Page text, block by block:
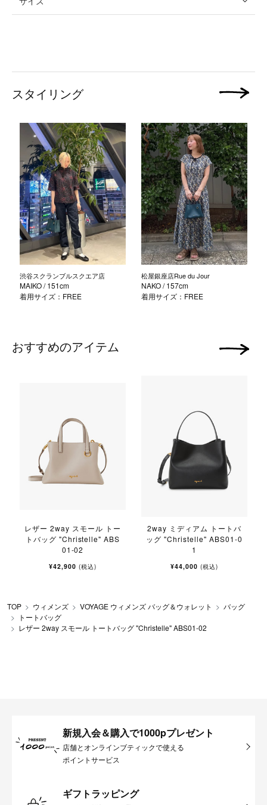
スタイリング
渋谷スクランブルスクエア店
MAIKO/ 151cm
着用サイズ：FREE
松屋銀座店Rue du Jour
NAKO/ 157cm
着用サイズ：FREE
次の画像
おすすめのアイテム
レザー 2way スモール トー
トバッグ "Christelle" ABS
01-02
¥42,900 (税込)
2way ミディアム トートバ
ッグ "Christelle" ABS01-0
1
¥44,000 (税込)
次の画像
TOP ウィメンズ VOYAGE ウィメンズ バッグ＆ウォレット
バッグ
トートバッグ
レザー 2way スモール トートバッグ "Christelle" ABS01-02
新規入会＆購入で1000pプレゼント
店舗とオンラインブティックで使える
ポイントサービス
ギフトラッピング